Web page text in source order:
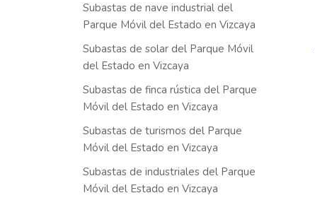
Subastas de nave industrial del
Parque Móvil del Estado en Vizcaya
Subastas de solar del Parque Móvil
del Estado en Vizcaya
Subastas de finca rústica del Parque
Móvil del Estado en Vizcaya
Subastas de turismos del Parque
Móvil del Estado en Vizcaya
Subastas de industriales del Parque
Móvil del Estado en Vizcaya